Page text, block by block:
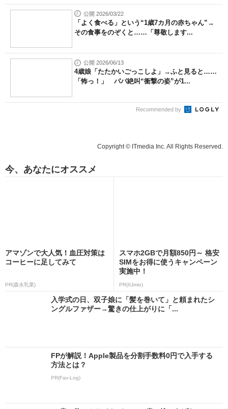
公開 2026/03/22
「よく食べる」という“1歳7カ月の赤ちゃん”→
その食事をのぞくと……「尊敬します...
公開 2026/06/13
4歳娘「たたかいごっこしよ」→ふと見ると……
「怖っ！」 パパ絶叫“衝撃の姿”が1...
Recommended by
Copyright © ITmedia Inc. All Rights Reserved.
今、あなたにオススメ
アマゾンで大人気！血圧対策は
コーヒーに足してみて
PR(森永乳業)
スマホ2GBで月額850円～ 格安
SIMをお得に使うキャンペーン
実施中！
PR(IIJmio)
入学式の日、双子娘に「髪を巻いて」と頼まれたシ
ングルファザー→驚きの仕上がりに「...
FPが解説！Apple製品を分割手数料0円で入手する
方法とは？
PR(Fav-Log)